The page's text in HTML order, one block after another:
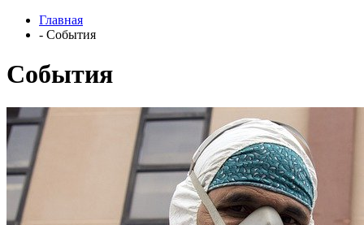
Главная
- События
События